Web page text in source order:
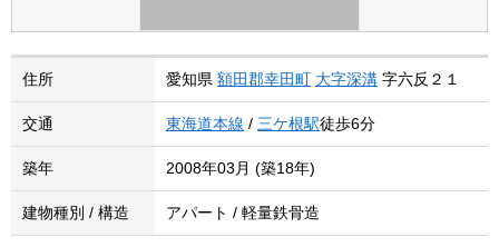
住所 愛知県 額田郡幸田町 大字深溝 字六反２１
交通 東海道本線 / 三ケ根駅徒歩6分
築年 2008年03月 (築18年)
建物種別 / 構造 アパート / 軽量鉄骨造